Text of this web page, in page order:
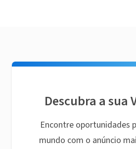
Descubra a sua
Encontre oportunidades
mundo com o anúncio